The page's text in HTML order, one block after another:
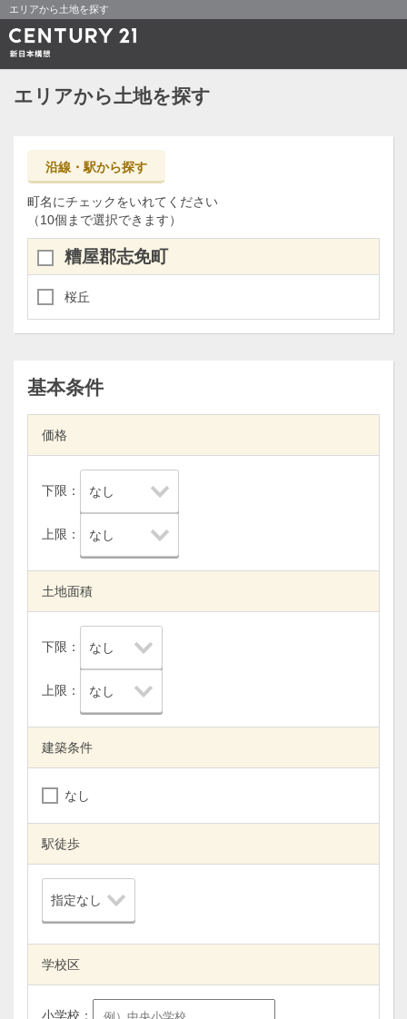
エリアから土地を探す
エリアから土地を探す
沿線・駅から探す
町名にチェックをいれてください
（10個まで選択できます）
糟屋郡志免町
桜丘
基本条件
価格
下限：
上限：
土地面積
下限：
上限：
建築条件
なし
駅徒歩
学校区
小学校：